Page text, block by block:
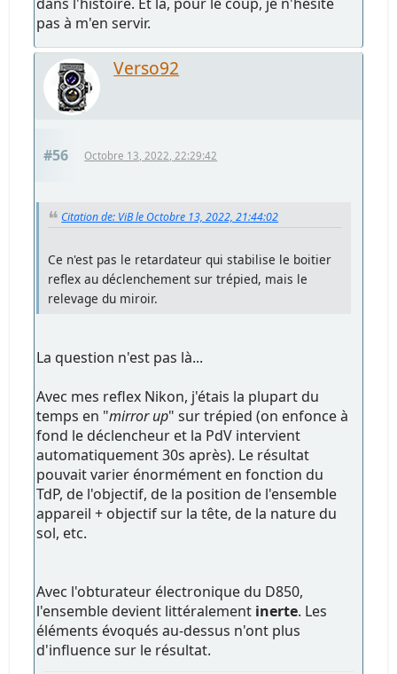
pas à m'en servir.
Verso92
#56 Octobre 13, 2022, 22:29:42
Citation de: ViB le Octobre 13, 2022, 21:44:02
Ce n'est pas le retardateur qui stabilise le boitier
reflex au déclenchement sur trépied, mais le
relevage du miroir.
La question n'est pas là...
Avec mes reflex Nikon, j'étais la plupart du
temps en "mirror up" sur trépied (on enfonce à
fond le déclencheur et la PdV intervient
automatiquement 30s après). Le résultat
pouvait varier énormément en fonction du
TdP, de l'objectif, de la position de l'ensemble
appareil + objectif sur la tête, de la nature du
sol, etc.
Avec l'obturateur électronique du D850,
l'ensemble devient littéralement inerte. Les
éléments évoqués au-dessus n'ont plus
d'influence sur le résultat.